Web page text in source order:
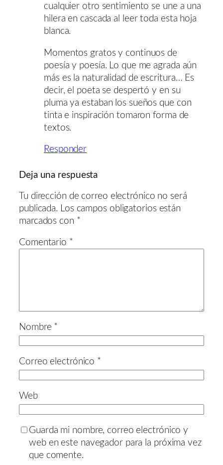
cualquier otro sentimiento se une a una
hilera en cascada al leer toda esta hoja
blanca.
Momentos gratos y continuos de
poesía y poesía. Lo que me agrada aún
más es la naturalidad de escritura… Es
decir, el poeta se despertó y en su
pluma ya estaban los sueños que con
tinta e inspiración tomaron forma de
textos.
Responder
Deja una respuesta
Tu dirección de correo electrónico no será
publicada.
Los campos obligatorios están
marcados con *
Comentario *
Nombre *
Correo electrónico *
Web
Guarda mi nombre, correo electrónico y
web en este navegador para la próxima vez
que comente.